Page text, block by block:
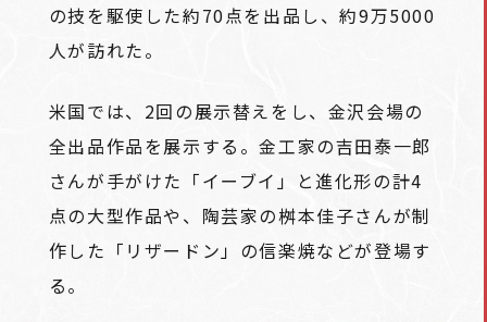
の技を駆使した約70点を出品し、約9万5000
人が訪れた。
米国では、2回の展示替えをし、金沢会場の
全出品作品を展示する。金工家の吉田泰一郎
さんが手がけた「イーブイ」と進化形の計4
点の大型作品や、陶芸家の桝本佳子さんが制
作した「リザードン」の信楽焼などが登場す
る。